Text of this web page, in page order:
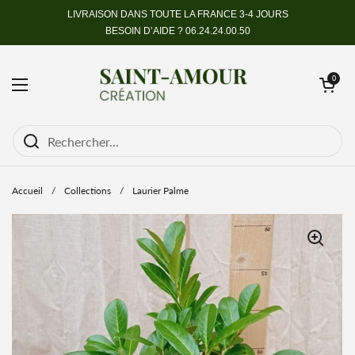
Passer au contenuLIVRAISON DANS TOUTE LA FRANCE 3-4 JOURS
BESOIN D’AIDE ? 06.24.24.00.50
Ouvrir le menu
Ouvrir le
0
Accueil / Collections / Laurier Palme